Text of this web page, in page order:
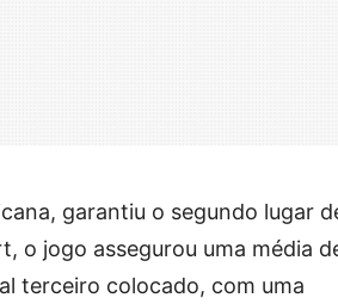
garantiu o segundo lugar
o jogo assegurou uma média
terceiro colocado, com uma